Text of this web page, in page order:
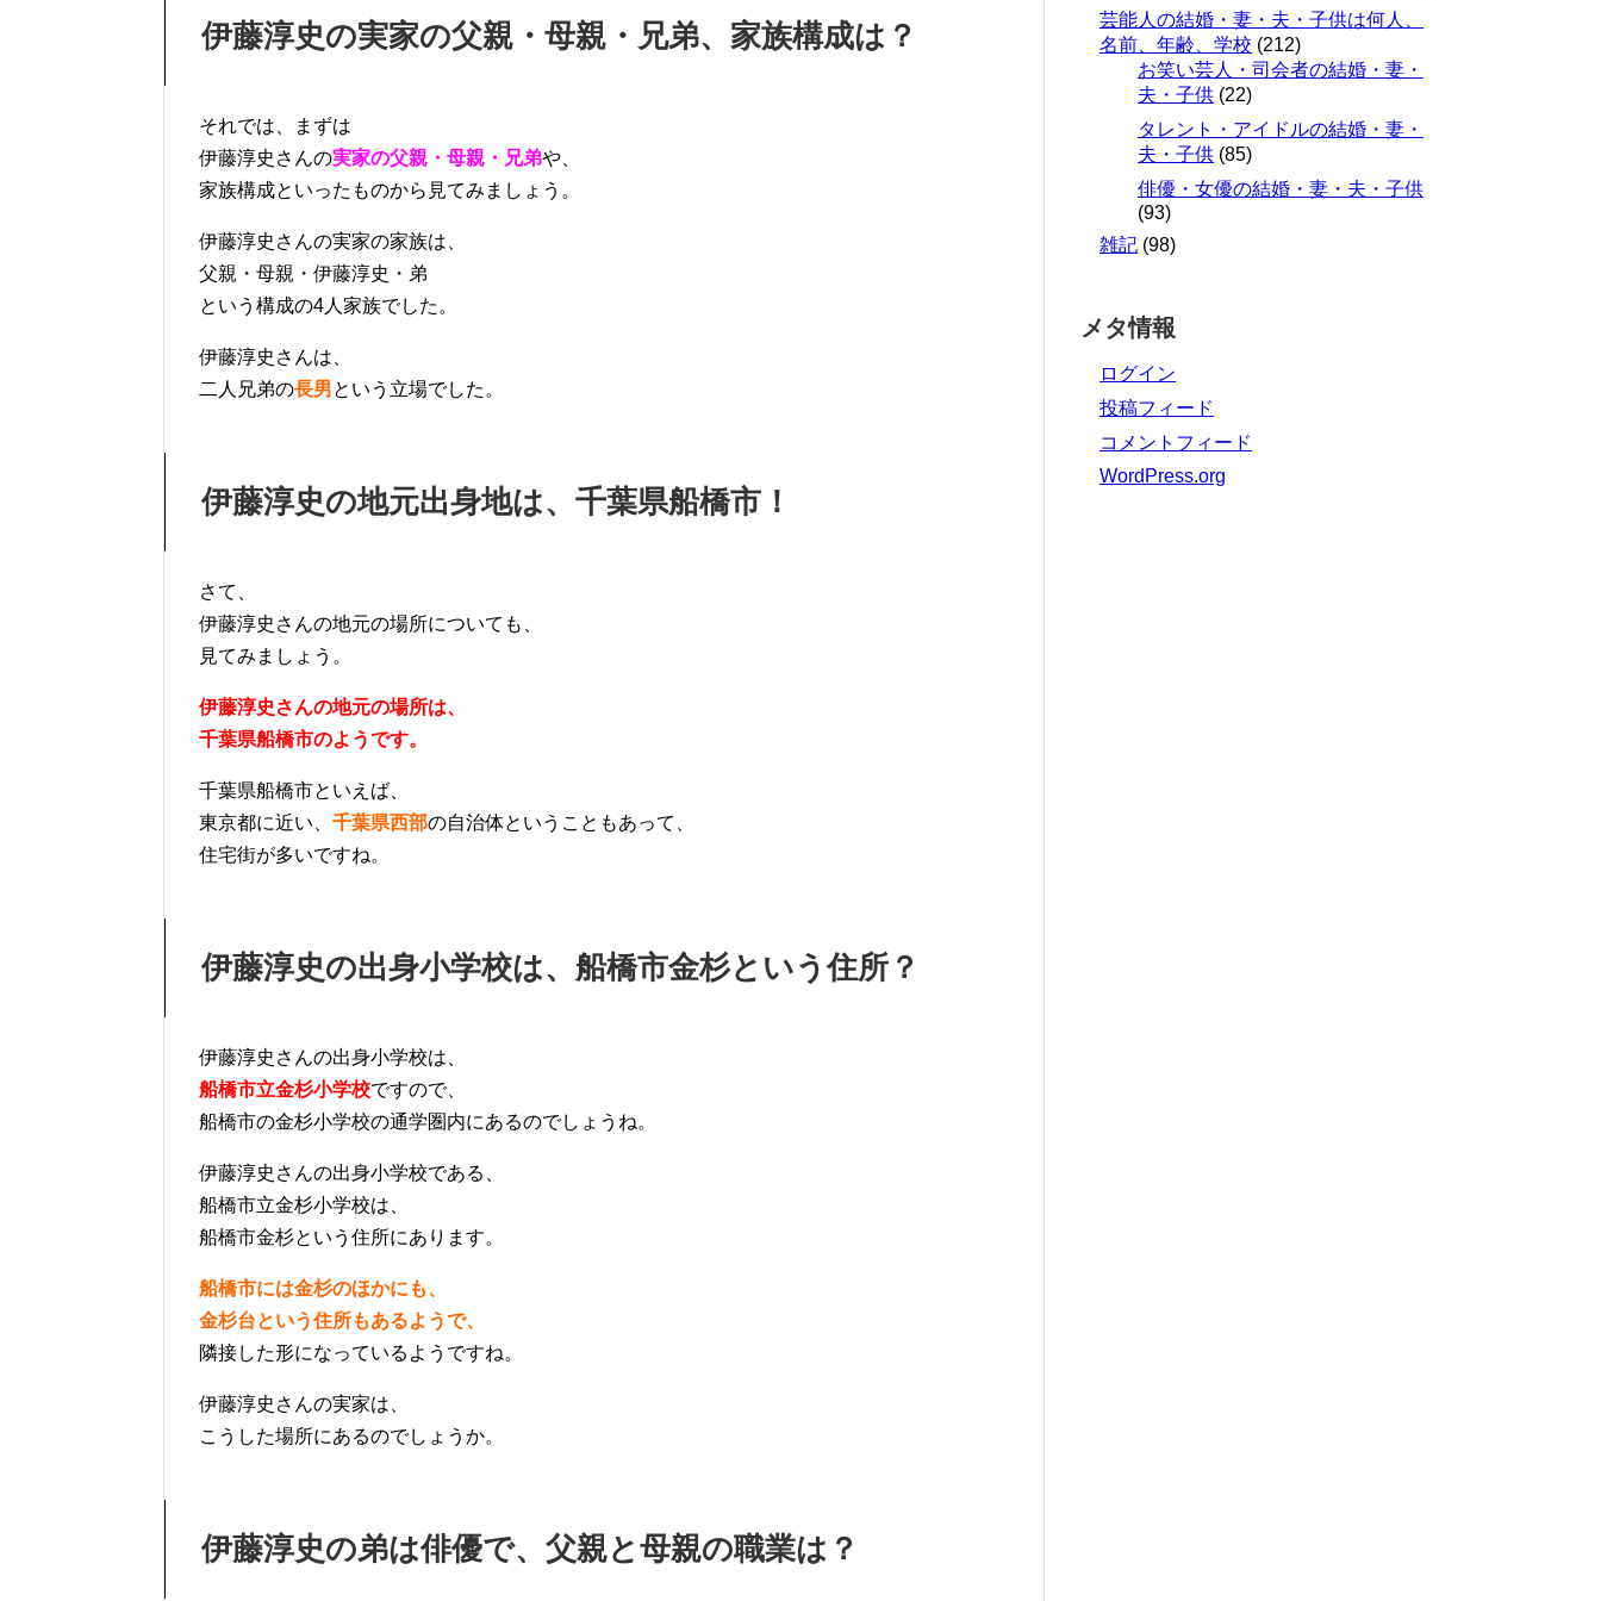
伊藤淳史の実家の父親・母親・兄弟、家族構成は？
それでは、まずは
伊藤淳史さんの実家の父親・母親・兄弟や、
家族構成といったものから見てみましょう。
伊藤淳史さんの実家の家族は、
父親・母親・伊藤淳史・弟
という構成の4人家族でした。
伊藤淳史さんは、
二人兄弟の長男という立場でした。
伊藤淳史の地元出身地は、千葉県船橋市！
さて、
伊藤淳史さんの地元の場所についても、
見てみましょう。
伊藤淳史さんの地元の場所は、
千葉県船橋市のようです。
千葉県船橋市といえば、
東京都に近い、 千葉県西部の自治体ということもあって、
住宅街が多いですね。
伊藤淳史の出身小学校は、船橋市金杉という住所？
伊藤淳史さんの出身小学校は、
船橋市立金杉小学校ですので、
船橋市の金杉小学校の通学圏内にあるのでしょうね。
伊藤淳史さんの出身小学校である、
船橋市立金杉小学校は、
船橋市金杉という住所にあります。
船橋市には金杉のほかにも、
金杉台という住所もあるようで、
隣接した形になっているようですね。
伊藤淳史さんの実家は、
こうした場所にあるのでしょうか。
伊藤淳史の弟は俳優で、父親と母親の職業は？
芸能人の結婚・妻・夫・子供は何人、
名前、年齢、学校 (212)
お笑い芸人・司会者の結婚・妻・
夫・子供 (22)
タレント・アイドルの結婚・妻・
夫・子供 (85)
俳優・女優の結婚・妻・夫・子供
(93)
雑記 (98)
メタ情報
ログイン
投稿フィード
コメントフィード
WordPress.org